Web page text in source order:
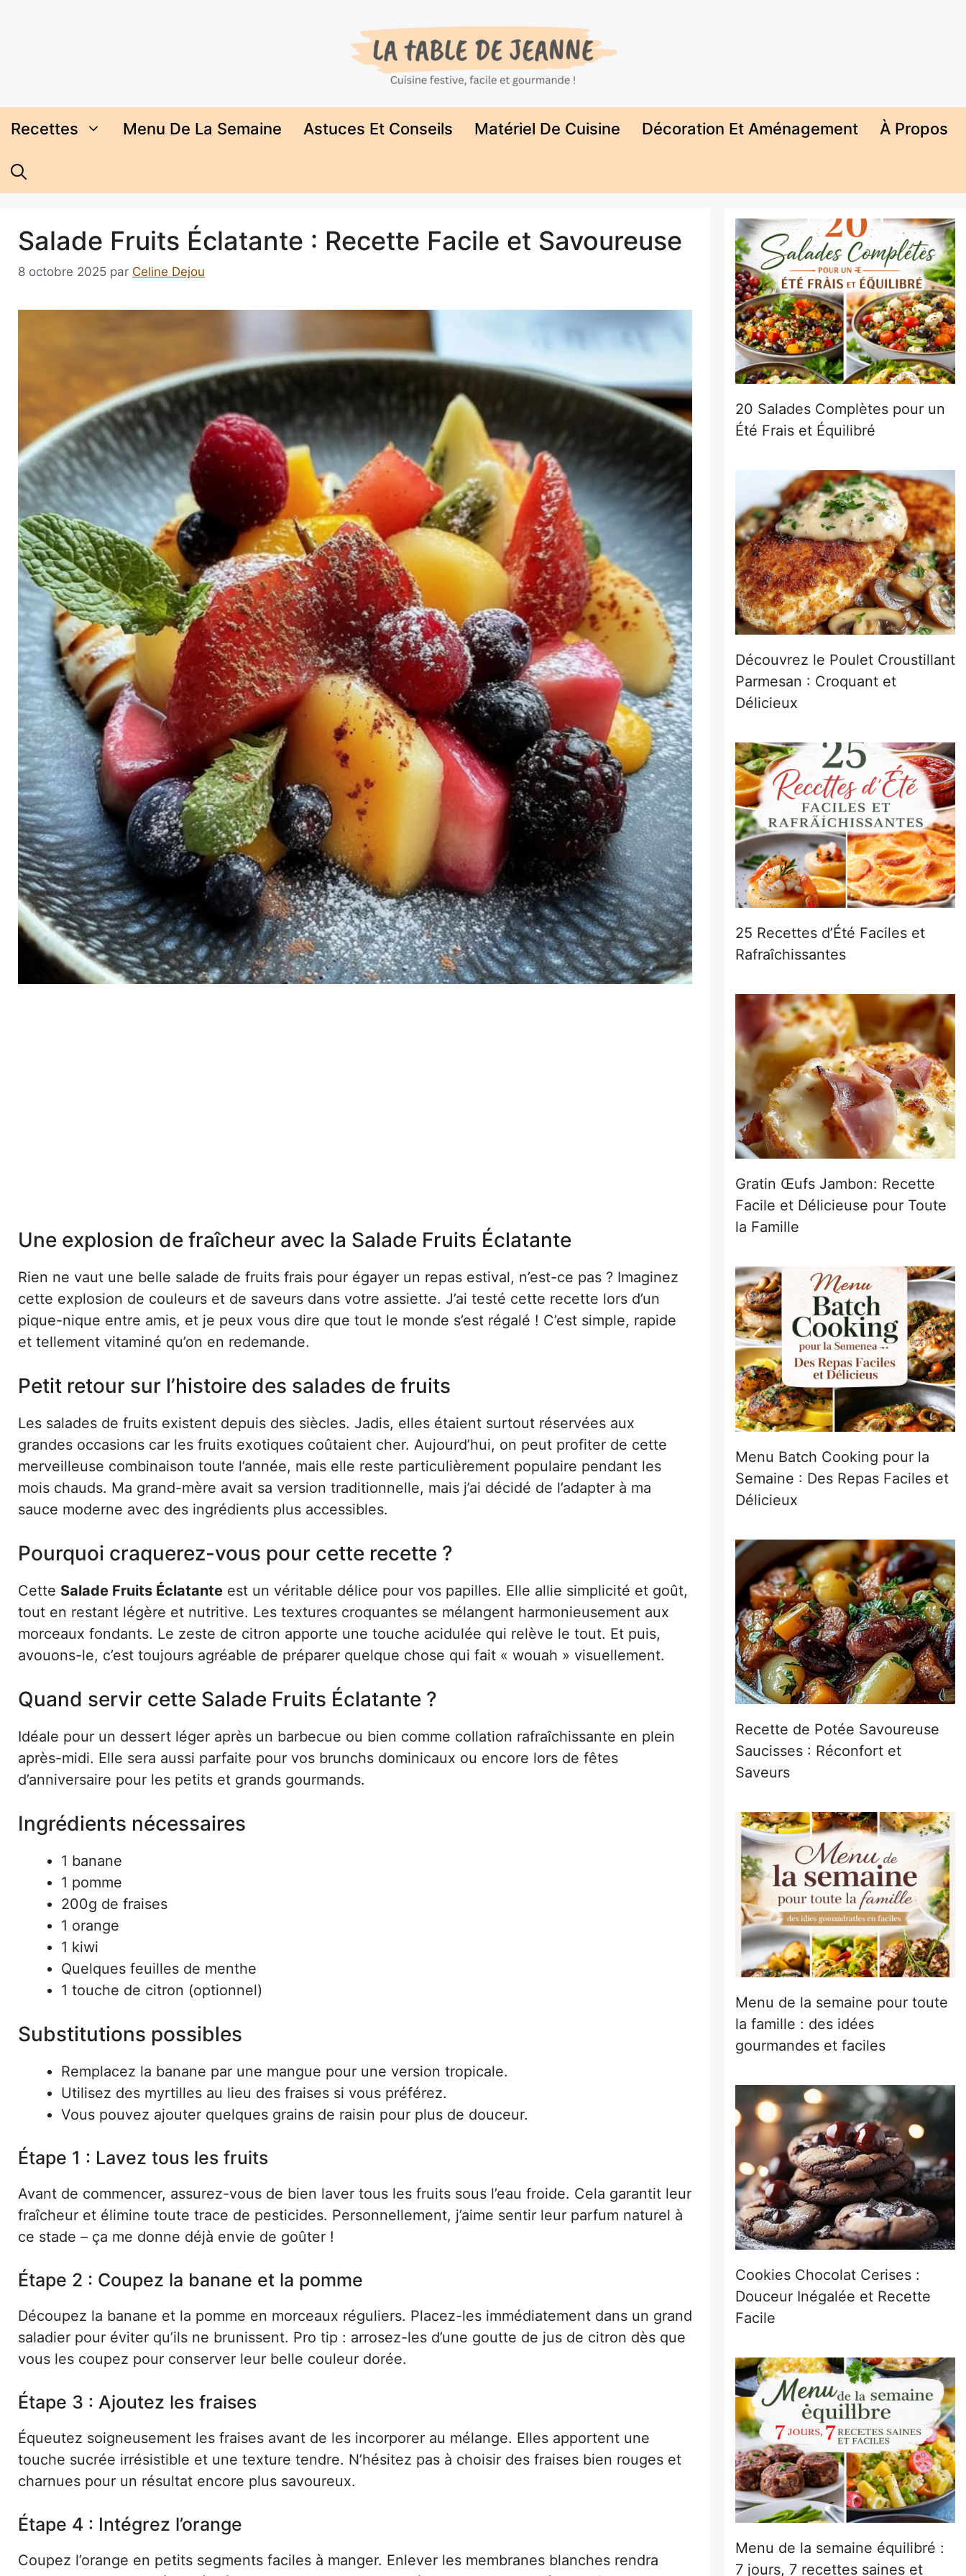
Recettes Menu De La Semaine Astuces Et Conseils Matériel De Cuisine Décoration Et Aménagement À Propos
Salade Fruits Éclatante : Recette Facile et Savoureuse
8 octobre 2025 par Celine Dejou
Une explosion de fraîcheur avec la Salade Fruits Éclatante
Rien ne vaut une belle salade de fruits frais pour égayer un repas estival, n’est-ce pas ? Imaginez
cette explosion de couleurs et de saveurs dans votre assiette. J’ai testé cette recette lors d’un
pique-nique entre amis, et je peux vous dire que tout le monde s’est régalé ! C’est simple, rapide
et tellement vitaminé qu’on en redemande.
Petit retour sur l’histoire des salades de fruits
Les salades de fruits existent depuis des siècles. Jadis, elles étaient surtout réservées aux
grandes occasions car les fruits exotiques coûtaient cher. Aujourd’hui, on peut profiter de cette
merveilleuse combinaison toute l’année, mais elle reste particulièrement populaire pendant les
mois chauds. Ma grand-mère avait sa version traditionnelle, mais j’ai décidé de l’adapter à ma
sauce moderne avec des ingrédients plus accessibles.
Pourquoi craquerez-vous pour cette recette ?
Cette Salade Fruits Éclatante est un véritable délice pour vos papilles. Elle allie simplicité et goût,
tout en restant légère et nutritive. Les textures croquantes se mélangent harmonieusement aux
morceaux fondants. Le zeste de citron apporte une touche acidulée qui relève le tout. Et puis,
avouons-le, c’est toujours agréable de préparer quelque chose qui fait « wouah » visuellement.
Quand servir cette Salade Fruits Éclatante ?
Idéale pour un dessert léger après un barbecue ou bien comme collation rafraîchissante en plein
après-midi. Elle sera aussi parfaite pour vos brunchs dominicaux ou encore lors de fêtes
d’anniversaire pour les petits et grands gourmands.
Ingrédients nécessaires
1 banane
1 pomme
200g de fraises
1 orange
1 kiwi
Quelques feuilles de menthe
1 touche de citron (optionnel)
Substitutions possibles
Remplacez la banane par une mangue pour une version tropicale.
Utilisez des myrtilles au lieu des fraises si vous préférez.
Vous pouvez ajouter quelques grains de raisin pour plus de douceur.
Étape 1 : Lavez tous les fruits
Avant de commencer, assurez-vous de bien laver tous les fruits sous l’eau froide. Cela garantit leur
fraîcheur et élimine toute trace de pesticides. Personnellement, j’aime sentir leur parfum naturel à
ce stade – ça me donne déjà envie de goûter !
Étape 2 : Coupez la banane et la pomme
Découpez la banane et la pomme en morceaux réguliers. Placez-les immédiatement dans un grand
saladier pour éviter qu’ils ne brunissent. Pro tip : arrosez-les d’une goutte de jus de citron dès que
vous les coupez pour conserver leur belle couleur dorée.
Étape 3 : Ajoutez les fraises
Équeutez soigneusement les fraises avant de les incorporer au mélange. Elles apportent une
touche sucrée irrésistible et une texture tendre. N’hésitez pas à choisir des fraises bien rouges et
charnues pour un résultat encore plus savoureux.
Étape 4 : Intégrez l’orange
Coupez l’orange en petits segments faciles à manger. Enlever les membranes blanches rendra
20 Salades Complètes pour un
Été Frais et Équilibré
Découvrez le Poulet Croustillant
Parmesan : Croquant et
Délicieux
25 Recettes d’Été Faciles et
Rafraîchissantes
Gratin Œufs Jambon: Recette
Facile et Délicieuse pour Toute
la Famille
Menu Batch Cooking pour la
Semaine : Des Repas Faciles et
Délicieux
Recette de Potée Savoureuse
Saucisses : Réconfort et
Saveurs
Menu de la semaine pour toute
la famille : des idées
gourmandes et faciles
Cookies Chocolat Cerises :
Douceur Inégalée et Recette
Facile
Menu de la semaine équilibré :
7 jours, 7 recettes saines et